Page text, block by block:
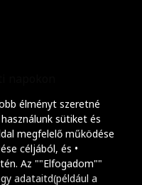
élményt szeretné
sütiket és
megfelelő működése
céljából, és •
Az ""Elfogadom""
adataitd(például a
Szöveg méretének
Szóköz növelése
Szóköz csökkentése